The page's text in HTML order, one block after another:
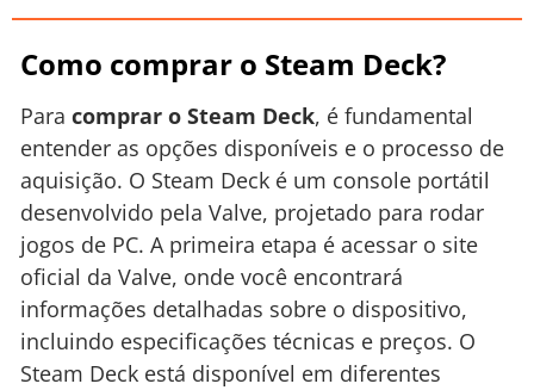
Como comprar o Steam Deck?
Para comprar o Steam Deck, é fundamental
entender as opções disponíveis e o processo de
aquisição. O Steam Deck é um console portátil
desenvolvido pela Valve, projetado para rodar
jogos de PC. A primeira etapa é acessar o site
oficial da Valve, onde você encontrará
informações detalhadas sobre o dispositivo,
incluindo especificações técnicas e preços. O
Steam Deck está disponível em diferentes